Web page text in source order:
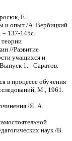
Е.
и опыт /А. Вербицкий
– 137-145с.
теории
//Развитие
учащихся и
1. - Саратов:
в процессе обучения
М., 1961.
/Я. А.
наук /В.